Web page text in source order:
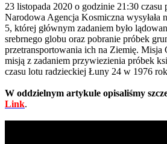
23 listopada 2020 o godzinie 21:30 czasu
Narodowa Agencja Kosmiczna wysyłała
5, której głównym zadaniem było
srebrnego globu oraz pobranie próbek
przetransportowania ich na Ziemię. Misja
misją z zadaniem przywiezienia próbek
czasu lotu radzieckiej Łuny 24 w 1976
W oddzielnym artykule opisaliśmy
Link.